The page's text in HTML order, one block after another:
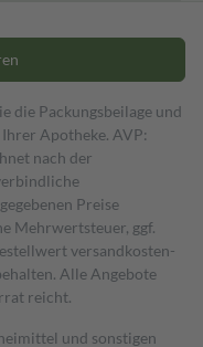
die Packungsbeilage und
Apotheke. AVP:
nach der
Preise
Mehrwertsteuer, ggf.
versand­kosten­
Alle Angebote
reicht.
und sonstigen